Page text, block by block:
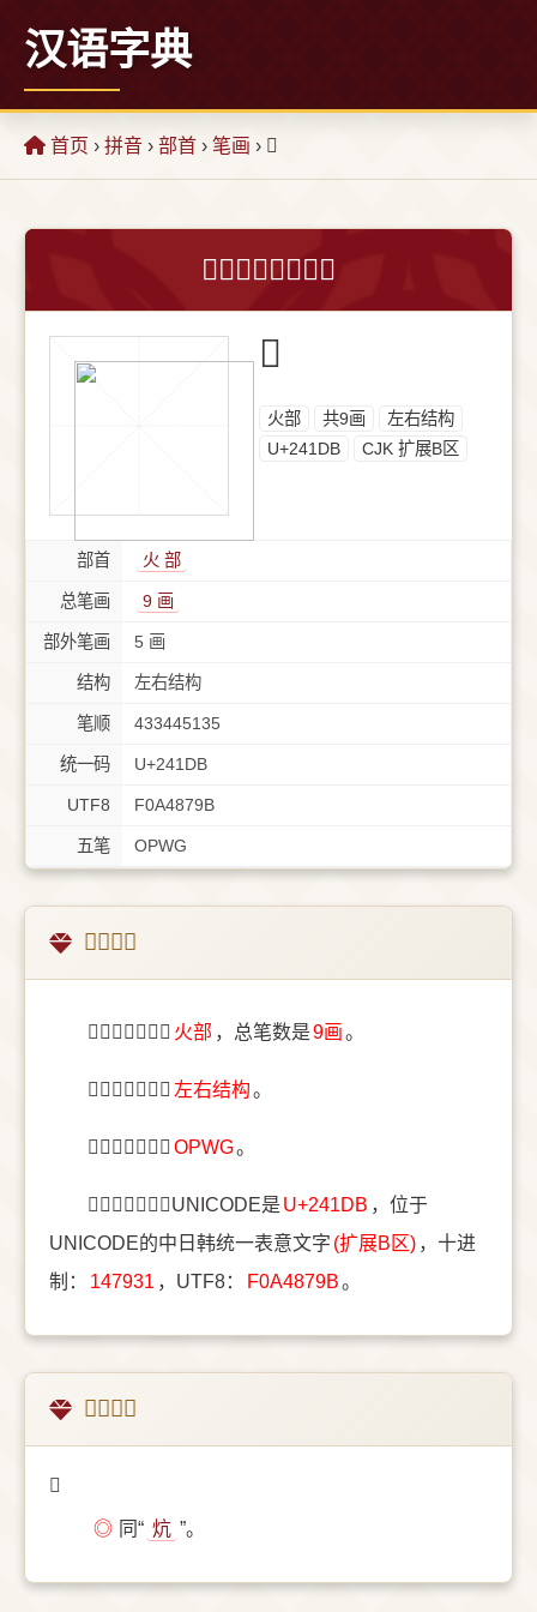
汉语字典
首页 › 拼音 › 部首 › 笔画 › 𤇛
𤇛字的意思和解释
𤇛
⽕部 共9画
左右结构
U+241DB
CJK 扩展B区
部首 ⽕ 部
总笔画 9 画
部外笔画 5 画
结构 左右结构
笔顺 433445135
统一码 U+241DB
UTF8 F0A4879B
五笔 OPWG
𤇛字概述
〔𤇛〕字部首是 ⽕部 ，总笔数是9画。
〔𤇛〕字结构是 左右结构。
〔𤇛〕字五笔是 OPWG。
〔𤇛〕字统一码UNICODE是 U+241DB ，位于
UNICODE的中日韩统一表意文字 (扩展B区) ，十进
制：
147931 ，UTF8： F0A4879B。
𤇛的意思
𤇛
◎ 同“ 炕 ”。